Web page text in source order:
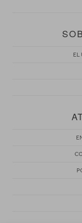
EL